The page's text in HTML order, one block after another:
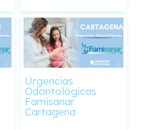
Urgencias
Odontológicas
Famisanar
Cartagena